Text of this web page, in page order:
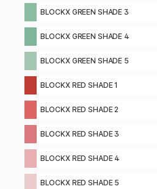
BLOCKX GREEN SHADE 3
BLOCKX GREEN SHADE 4
BLOCKX GREEN SHADE 5
BLOCKX RED SHADE 1
BLOCKX RED SHADE 2
BLOCKX RED SHADE 3
BLOCKX RED SHADE 4
BLOCKX RED SHADE 5